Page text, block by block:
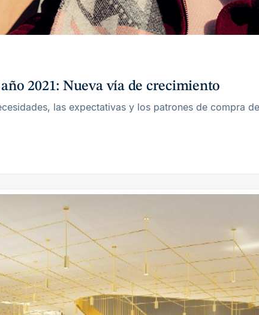
2021: Nueva vía de crecimiento
las expectativas y los patrones de compra